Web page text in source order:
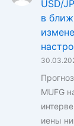
USD/
в
MUFG
иены